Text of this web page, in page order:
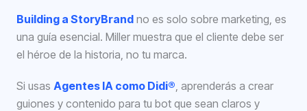
Building a StoryBrand no es solo sobre marketing, es
una guía esencial. Miller muestra que el cliente debe ser
el héroe de la historia, no tu marca.
Si usas Agentes IA como Didi® , aprenderás a crear
guiones y contenido para tu bot que sean claros y